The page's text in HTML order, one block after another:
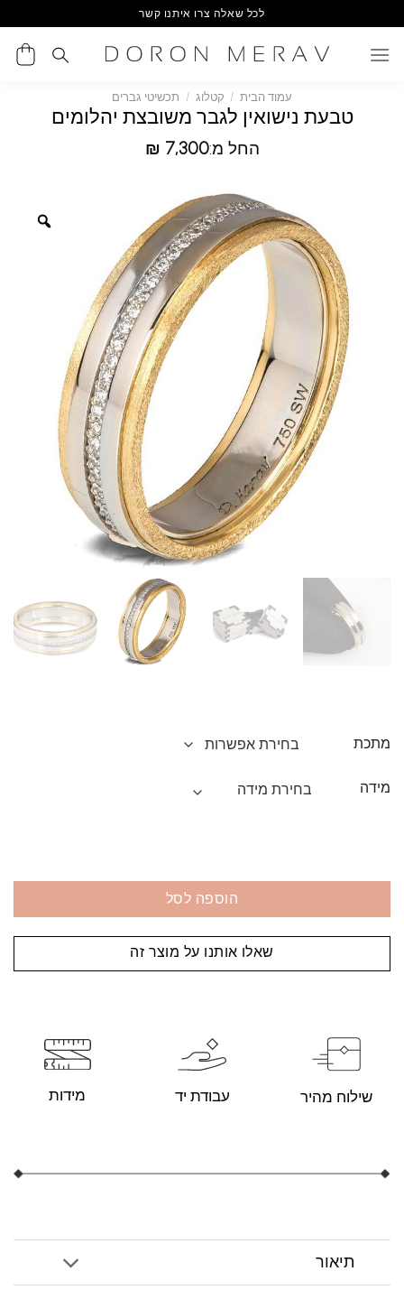
to
content
לכל שאלה צרו איתנו קשר
עמוד הבית / קטלוג / תכשיטי גברים
טבעת נישואין לגבר משובצת יהלומים
החל מ: ₪ 7,300
מתכת
מידה
הוספה לסל
שאלו אותנו על מוצר זה
שילוח מהיר עבודת יד מידות
תיאור